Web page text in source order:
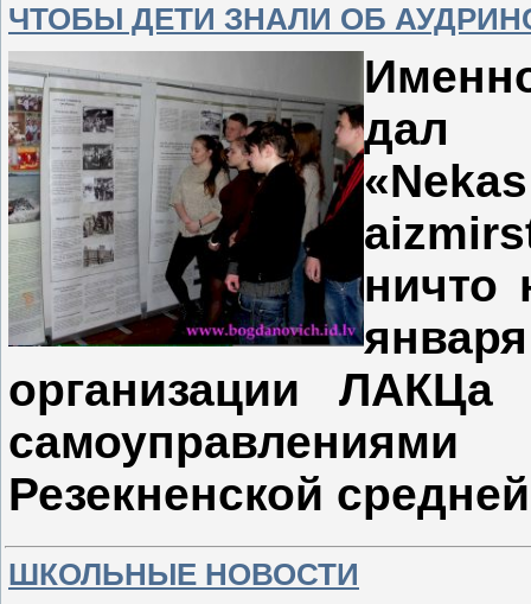
ЧТОБЫ ДЕТИ ЗНАЛИ ОБ
дал
ничто
организации
Резекненской
ШКОЛЬНЫЕ НОВОСТИ